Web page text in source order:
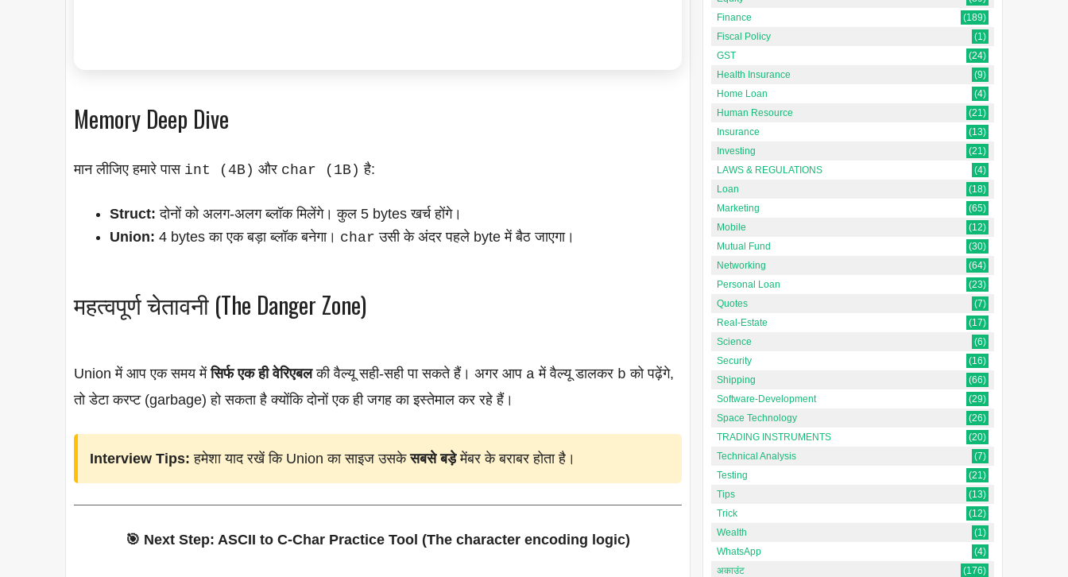
Memory Deep Dive
मान लीजिए हमारे पास int (4B) और char (1B) है:
Struct: दोनों को अलग-अलग ब्लॉक मिलेंगे। कुल 5 bytes खर्च होंगे।
Union: 4 bytes का एक बड़ा ब्लॉक बनेगा। char उसी के अंदर पहले byte में बैठ जाएगा।
महत्वपूर्ण चेतावनी (The Danger Zone)
Union में आप एक समय मेंसिर्फ एक ही वेरिएबलकी वैल्यू सही-सही पा सकते हैं। अगर आप a में वैल्यू डालकर b को पढ़ेंगे,
तो डेटा करप्ट (garbage) हो सकता है क्योंकि दोनों एक ही जगह का इस्तेमाल कर रहे हैं।
Interview Tips: हमेशा याद रखें कि Union का साइज उसकेसबसे बड़ेमेंबर के बराबर होता है।
🎯 Next Step: ASCII to C-Char Practice Tool (The character encoding logic)
Finance
(189)
Fiscal Policy
(1)
GST
(24)
Health Insurance
(9)
Home Loan
(4)
Human Resource
(21)
Insurance
(13)
Investing
(21)
LAWS & REGULATIONS
(4)
Loan
(18)
Marketing
(65)
Mobile
(12)
Mutual Fund
(30)
Networking
(64)
Personal Loan
(23)
Quotes
(7)
Real-Estate
(17)
Science
(6)
Security
(16)
Shipping
(66)
Software-Development
(29)
Space Technology
(26)
TRADING INSTRUMENTS
(20)
Technical Analysis
(7)
Testing
(21)
Tips
(13)
Trick
(12)
Wealth
(1)
WhatsApp
(4)
अकाउंट
(176)